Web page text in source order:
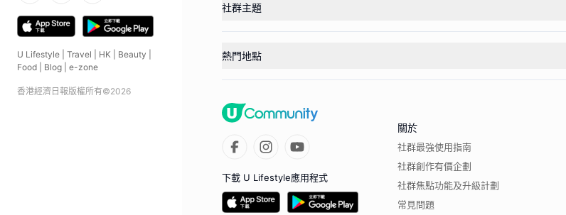
U Lifestyle Travel HK Beauty
Food
Blog e-zone
香港經濟日報版權所有©2026
社群主題
熱門地點
下載 U Lifestyle應用程式
關於
社群最強使用指南
社群創作有價企劃
社群焦點功能及升級計劃
常見問題